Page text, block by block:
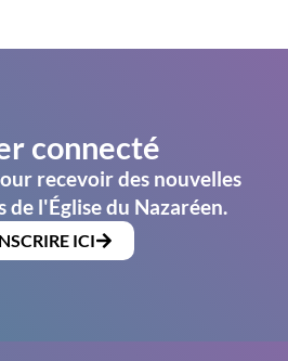
connecté
recevoir des nouvelles
de l'Église du Nazaréen.
ICI